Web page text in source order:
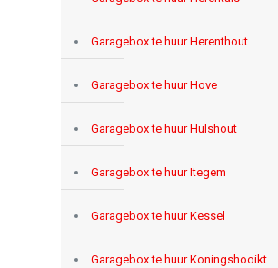
Garagebox te huur Herenthout
Garagebox te huur Hove
Garagebox te huur Hulshout
Garagebox te huur Itegem
Garagebox te huur Kessel
Garagebox te huur Koningshooikt